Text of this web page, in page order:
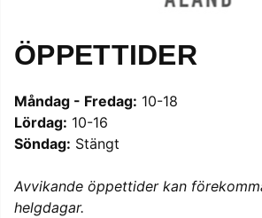
ÖPPETTIDER
Måndag - Fredag: 10-18
Lördag: 10-16
Söndag: Stängt
Avvikande öppettider kan
helgdagar.